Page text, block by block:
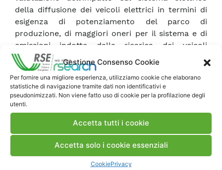
Gestione Consenso Cookie
Per fornire una migliore esperienza, utilizziamo cookie che elaborano
statistiche di navigazione tramite dati non identificativi e
pseudonimizzati. Non viene fatto uso di cookie per la profilazione degli
utenti.
Accetta tutti i cookie
Accetta solo i cookie essenziali
CookiePrivacy
della diffusione dei veicoli elettrici in termini di
esigenza di potenziamento del parco di
produzione, di maggiori oneri per il sistema e di
emissioni indotte dalla ricarica dei veicoli
elettrici. Il terzo capitolo riporta una valutazione
dell’impatto dell’inserimento dei veicoli elettrici
sulle reti elettriche della distribuzione con
presenza di generazione distribuita sulla base di
tre diversi modelli di rete rappresentativi delle
Scarica Rapporto